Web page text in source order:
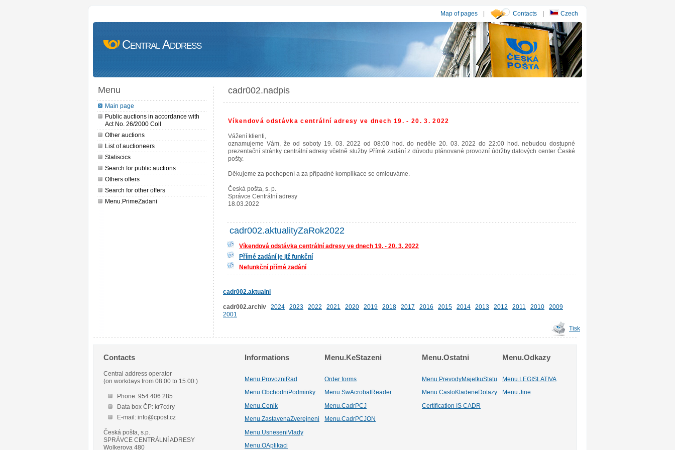
Map of pages | Contacts | Czech
Central Address
Menu
Main page
Public auctions in accordance with
Act No. 26/2000 Coll
Other auctions
List of auctioneers
Statiscics
Search for public auctions
Others offers
Search for other offers
Menu.PrimeZadani
cadr002.nadpis
Víkendová odstávka centrální adresy ve dnech 19. - 20. 3. 2022
Vážení klienti,
oznamujeme Vám, že od soboty 19. 03. 2022 od 08:00 hod. do neděle 20. 03. 2022 do 22:00 hod. nebudou dostupné
prezentační stránky centrální adresy včetně služby Přímé zadání z důvodu plánované provozní údržby datových center České
pošty.
Děkujeme za pochopení a za případné komplikace se omlouváme.
Česká pošta, s. p.
Správce Centrální adresy
18.03.2022
cadr002.aktualityZaRok2022
Víkendová odstávka centrální adresy ve dnech 19. - 20. 3. 2022
Přímé zadání je již funkční
Nefunkční přímé zadání
cadr002.aktualni
cadr002.archiv 2024 2023 2022 2021 2020 2019 2018 2017 2016 2015 2014 2013 2012 2011 2010
2009
2001
Tisk
Contacts
Central address operator
(on workdays from 08.00 to 15.00.)
Phone: 954 406 285
Data box ČP: kr7cdry
E-mail: info@cpost.cz
Česká pošta, s.p.
SPRÁVCE CENTRÁLNÍ ADRESY
Wolkerova 480
Informations Menu.KeStazeni Menu.Ostatni Menu.Odkazy
Menu.ProvozniRad Order forms Menu.PrevodyMajetkuStatu
Menu.LEGISLATIVA
Menu.ObchodniPodminky
Menu.SwAcrobatReader Menu.CastoKladeneDotazy Menu.Jine
Menu.Cenik Menu.CadrPCJ
Certification IS CADR
Menu.ZastavenaZverejneni
Menu.CadrPCJON
Menu.UsneseniVlady
Menu.OAplikaci